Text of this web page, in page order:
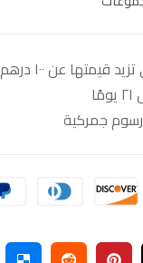
عن ۱۰۰ درهم
جمركية